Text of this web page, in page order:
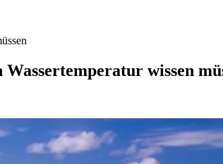
wissen